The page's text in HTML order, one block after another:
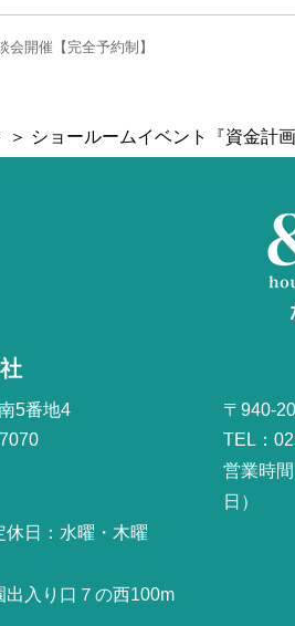
会開催【完全予約制】
＞ ショールームイベント『資金計
5番地4
日：水曜・木曜
入り口７の西100m
〒940-
TEL：
営業時
日）